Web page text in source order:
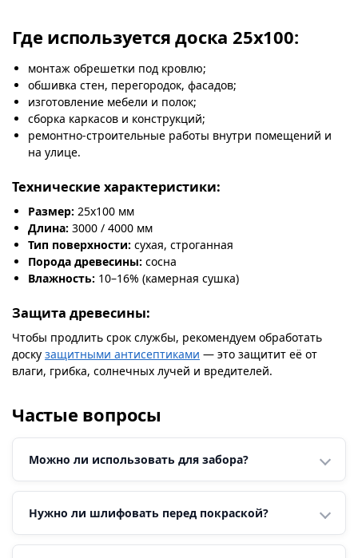
Где используется доска 25х100:
монтаж обрешетки под кровлю;
обшивка стен, перегородок, фасадов;
изготовление мебели и полок;
сборка каркасов и конструкций;
ремонтно-строительные работы внутри помещений и
на улице.
Технические характеристики:
Размер: 25х100 мм
Длина: 3000 / 4000 мм
Тип поверхности: сухая, строганная
Порода древесины: сосна
Влажность: 10–16% (камерная сушка)
Защита древесины:
Чтобы продлить срок службы, рекомендуем обработать
доску защитными антисептиками — это защитит её от
влаги, грибка, солнечных лучей и вредителей.
Частые вопросы
Можно ли использовать для забора?
Нужно ли шлифовать перед покраской?